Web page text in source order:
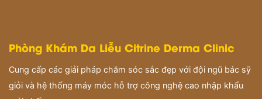
Phòng Khám Da Liễu Citrine Derma Clinic
Cung cấp các giải pháp chăm sóc sắc đẹp với đội ngũ bác sỹ
giỏi và hệ thống máy móc hỗ trợ công nghệ cao nhập khẩu